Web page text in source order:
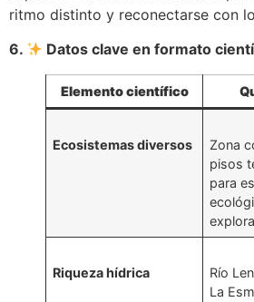
ritmo distinto y reconectarse con
6.
Datos clave en formato
Elemento científico
Ecosistemas diversos
Zona
pisos
para
Riqueza hídrica
Río
La